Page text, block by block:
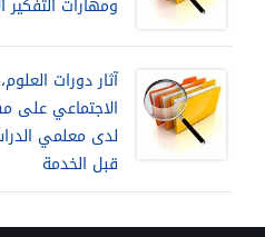
ومهارات التفكير
آثار دورات
الاجتماعي على
لدى معلمي
قبل الخدمة